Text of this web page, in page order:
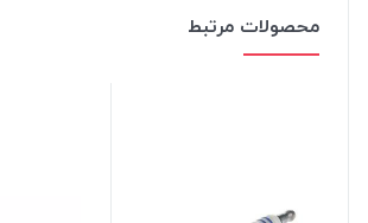
محصولات مرتبط